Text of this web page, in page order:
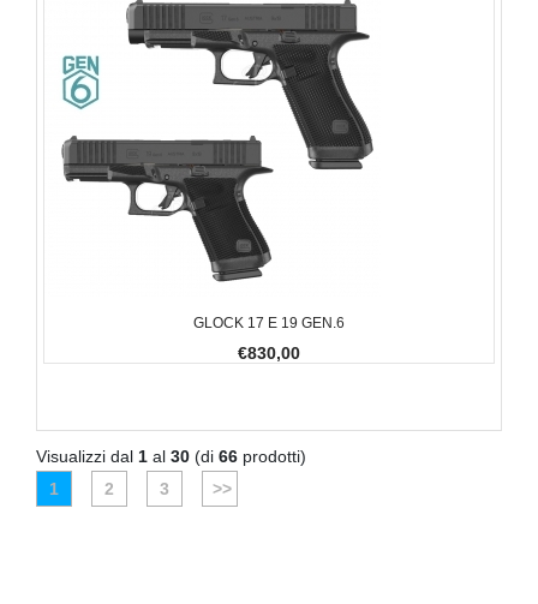
GLOCK 17 E 19 GEN.6
€830,00
Visualizzi dal 1 al 30 (di 66 prodotti)
1
2 3 >>